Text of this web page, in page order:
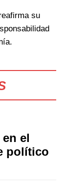
su
el
político